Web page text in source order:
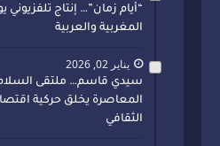
“أيام زمان”… إنتاج تلفزيوني
المغربية والعربية
يناير 02, 2026
سيدي قاسم… ملتقى
المعاصرة يخلق حركية
الثقافي